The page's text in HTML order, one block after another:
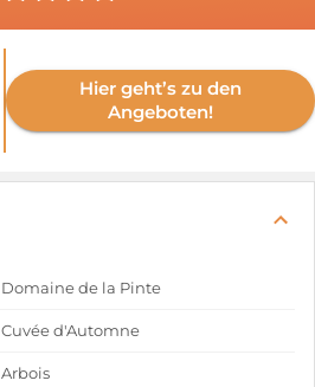
Hier geht’s zu den
Angeboten!
Domaine de la Pinte
Cuvée d'Automne
Arbois